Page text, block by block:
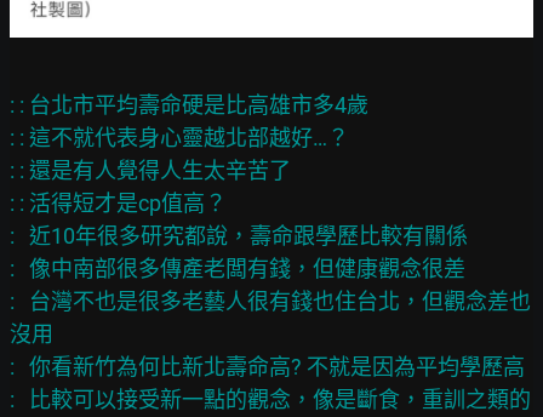
: : 台北市平均壽命硬是比高雄市多4歲
: : 這不就代表身心靈越北部越好…？
: : 還是有人覺得人生太辛苦了
: : 活得短才是cp值高？
:   近10年很多研究都說，壽命跟學歷比較有關係
:   像中南部很多傳產老闆有錢，但健康觀念很差
:   台灣不也是很多老藝人很有錢也住台北，但觀念差也
沒用
:   你看新竹為何比新北壽命高? 不就是因為平均學歷高
:   比較可以接受新一點的觀念，像是斷食，重訓之類的